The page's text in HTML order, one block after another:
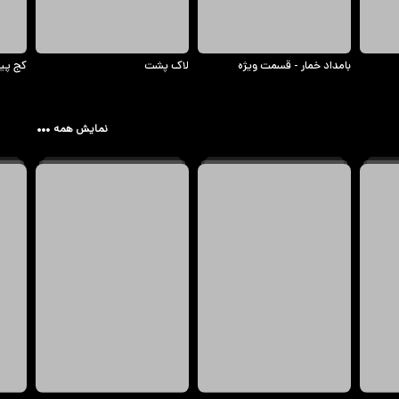
بامداد خمار - قسمت ویژه لاک پشت کج
نمایش همه